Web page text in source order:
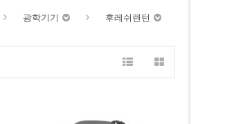
광학기기 후레쉬렌턴